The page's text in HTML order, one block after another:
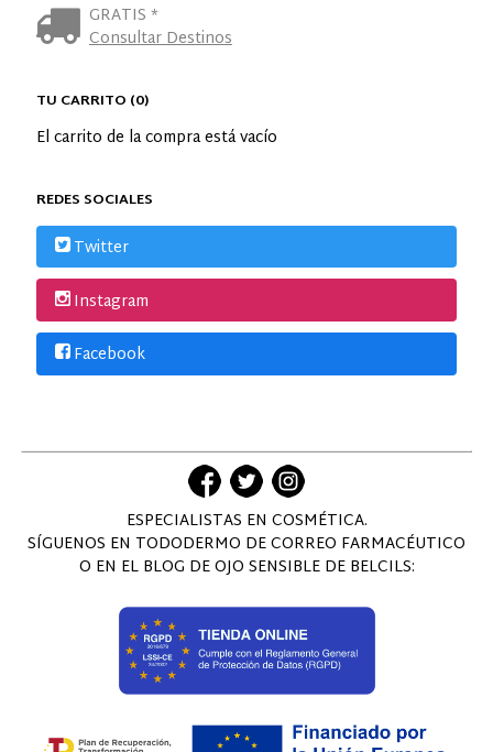
GRATIS *
Consultar Destinos
TU CARRITO (0)
El carrito de la compra está vacío
REDES SOCIALES
Twitter
Instagram
Facebook
ESPECIALISTAS EN COSMÉTICA.
SÍGUENOS EN TODODERMO DE CORREO FARMACÉUTICO
O EN EL BLOG DE OJO SENSIBLE DE BELCILS: